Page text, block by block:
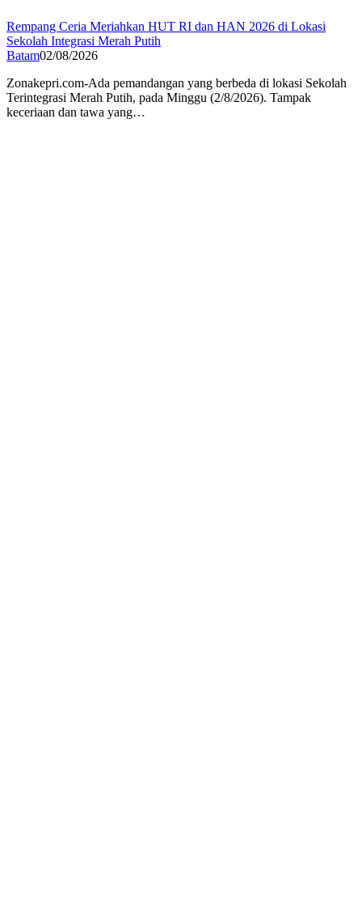
Rempang Ceria Meriahkan HUT RI dan HAN 2026 di Lokasi
Sekolah Integrasi Merah Putih
Batam02/08/2026
Zonakepri.com-Ada pemandangan yang berbeda di lokasi Sekolah
Terintegrasi Merah Putih, pada Minggu (2/8/2026). Tampak
keceriaan dan tawa yang…